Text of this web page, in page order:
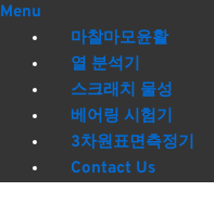
Menu
마찰마모윤활
열 분석기
스크래치 물성
베어링 시험기
3차원표면측정기
Contact Us